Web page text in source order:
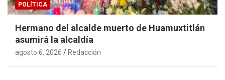
POLÍTICA
Hermano del alcalde muerto de Huamuxtitlán
asumirá la alcaldía
agosto 6, 2026 Redacción